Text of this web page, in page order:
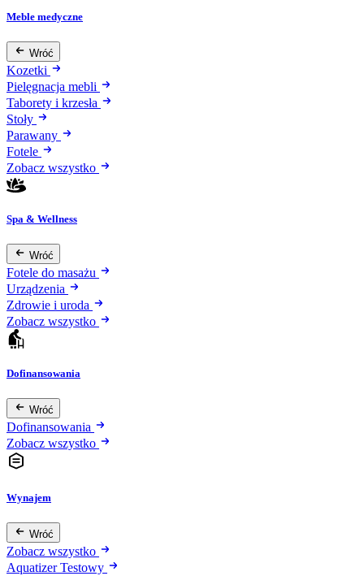
Meble medyczne
Wróć
Kozetki
Pielęgnacja mebli
Taborety i krzesła
Stoły
Parawany
Fotele
Zobacz wszystko
Spa & Wellness
Wróć
Fotele do masażu
Urządzenia
Zdrowie i uroda
Zobacz wszystko
Dofinansowania
Wróć
Dofinansowania
Zobacz wszystko
Wynajem
Wróć
Zobacz wszystko
Aquatizer Testowy